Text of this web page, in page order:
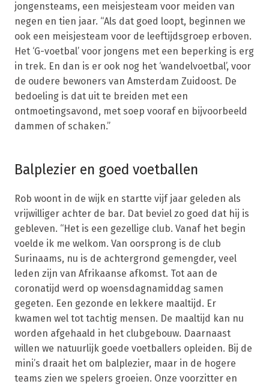
jongensteams, een meisjesteam voor meiden van
negen en tien jaar. “Als dat goed loopt, beginnen we
ook een meisjesteam voor de leeftijdsgroep erboven.
Het ‘G-voetbal’ voor jongens met een beperking is erg
in trek. En dan is er ook nog het ‘wandelvoetbal’, voor
de oudere bewoners van Amsterdam Zuidoost. De
bedoeling is dat uit te breiden met een
ontmoetingsavond, met soep vooraf en bijvoorbeeld
dammen of schaken.”
Balplezier en goed voetballen
Rob woont in de wijk en startte vijf jaar geleden als
vrijwilliger achter de bar. Dat beviel zo goed dat hij is
gebleven. “Het is een gezellige club. Vanaf het begin
voelde ik me welkom. Van oorsprong is de club
Surinaams, nu is de achtergrond gemengder, veel
leden zijn van Afrikaanse afkomst. Tot aan de
coronatijd werd op woensdagnamiddag samen
gegeten. Een gezonde en lekkere maaltijd. Er
kwamen wel tot tachtig mensen. De maaltijd kan nu
worden afgehaald in het clubgebouw. Daarnaast
willen we natuurlijk goede voetballers opleiden. Bij de
mini’s draait het om balplezier, maar in de hogere
teams zien we spelers groeien. Onze voorzitter en